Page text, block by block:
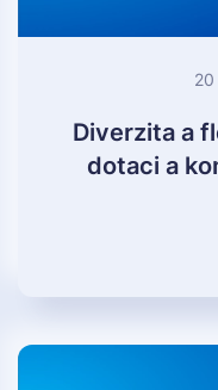
Diverzita a
dotaci a